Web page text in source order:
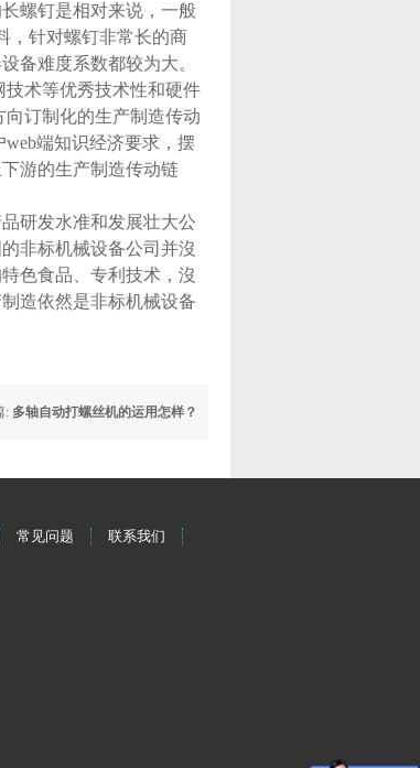
螺钉是相对来说，一般
，针对螺钉非常长的商
备难度系数都较为大。
术等优秀技术性和硬件
订制化的生产制造传动
端知识经济要求，摆
游的生产制造传动链
研发水准和发展壮大公
非标机械设备公司并沒
色食品、专利技术，沒
造依然是非标机械设备
: 多轴自动打螺丝机的运用怎样？
常见问题 联系我们